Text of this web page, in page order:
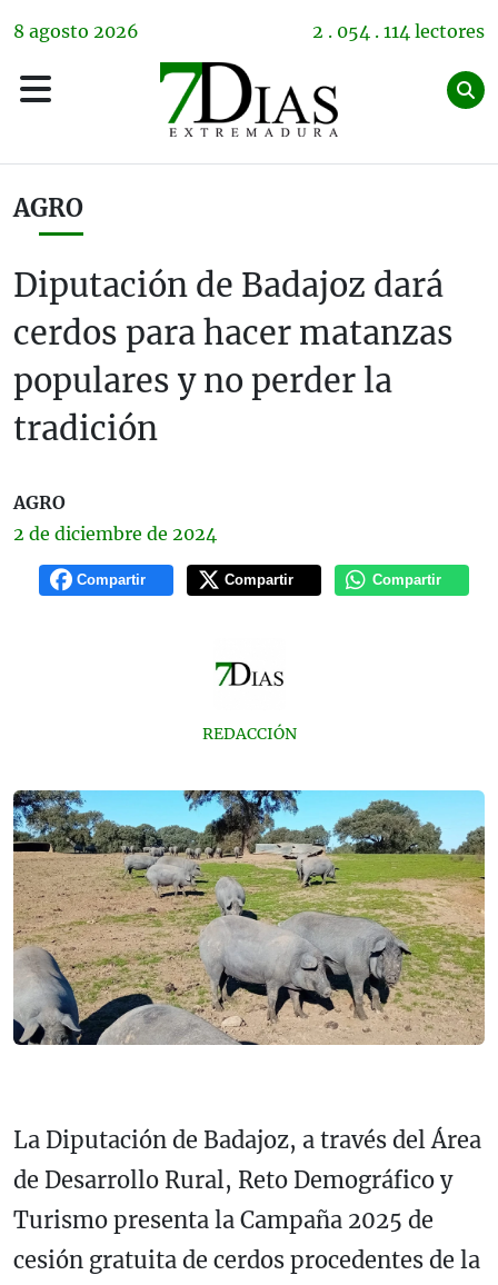
8 agosto 2026 2 . 054 . 114 lectores
AGRO
Diputación de Badajoz dará
cerdos para hacer matanzas
populares y no perder la
tradición
AGRO
2 de diciembre de 2024
Compartir Compartir Compartir
REDACCIÓN
La Diputación de Badajoz, a través del Área
de Desarrollo Rural, Reto Demográfico y
Turismo presenta la Campaña 2025 de
cesión gratuita de cerdos procedentes de la